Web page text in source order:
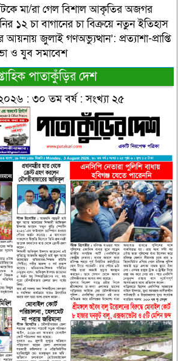
মা/রা গেল বিশাল আকৃতির অজগর
১২ চা বাগানের চা বিক্রয়ে নতুন ইতিহাস
আয়নায় জুলাই গণঅভ্যুত্থান’: প্রত্যাশা-প্রাপ্তি
ও যুব সমাবেশ
পাতাকুঁড়ির দেশ
: ৩০ তম বর্ষ : সংখ্যা ২৫